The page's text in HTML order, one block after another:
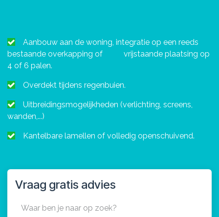
Aanbouw aan de woning, integratie op een reeds
bestaande overkapping of
​vrijstaande plaatsing op
4 of 6 palen.
Overdekt tijdens regenbuien.
Uitbreidingsmogelijkheden (verlichting, screens,
wanden,...)
Kantelbare lamellen of volledig openschuivend.
Vraag gratis advies